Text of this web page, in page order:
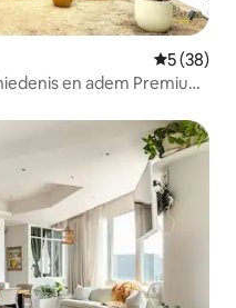
5 (38)
en adem Premium